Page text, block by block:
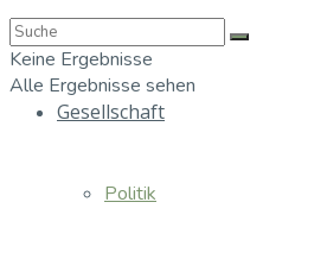
Gesellschaft
Politik
Keine Ergebnisse
Alle Ergebnisse sehen